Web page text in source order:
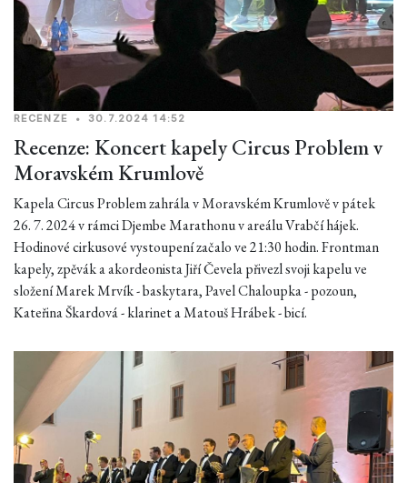
RECENZE • 30.7.2024 14:52
Recenze: Koncert kapely Circus Problem v
Moravském Krumlově
Kapela Circus Problem zahrála v Moravském Krumlově v pátek
26. 7. 2024 v rámci Djembe Marathonu v areálu Vrabčí hájek.
Hodinové cirkusové vystoupení začalo ve 21:30 hodin. Frontman
kapely, zpěvák a akordeonista Jiří Čevela přivezl svoji kapelu ve
složení Marek Mrvík - baskytara, Pavel Chaloupka - pozoun,
Kateřina Škardová - klarinet a Matouš Hrábek - bicí.